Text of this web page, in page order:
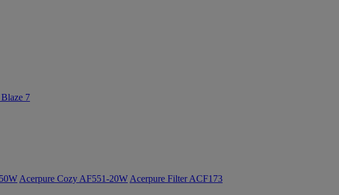
7
Acerpure Cozy AF551-20W Acerpure Filter ACF173